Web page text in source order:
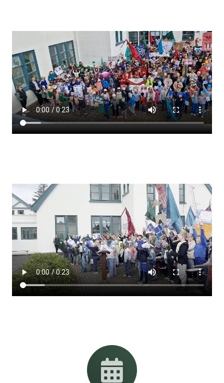
Námsmat
Læsi
Lestrarheftin
Náms- og kennsluáætlanir
Námsráðgjafi
Stundaskrár
Valgreinar
Umsókn um val utanskóla
Foreldrafélag
Samstarf heimilis og skóla